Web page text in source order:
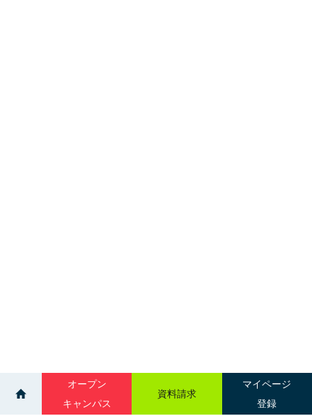
オープン
キャンパス
資料請求
マイページ
登録